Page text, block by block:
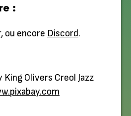
:
, ou encore Discord.
King Olivers Creol Jazz